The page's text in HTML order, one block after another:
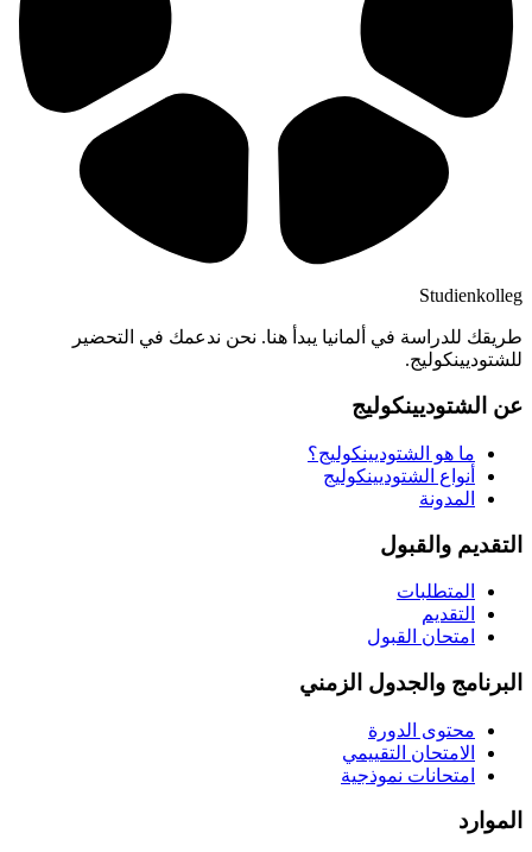
Studienkolleg
طريقك للدراسة في ألمانيا يبدأ هنا. نحن ندعمك في التحضير
للشتوديينكوليج.
عن الشتوديينكوليج
ما هو الشتوديينكوليج؟
أنواع الشتوديينكوليج
المدونة
التقديم والقبول
المتطلبات
التقديم
امتحان القبول
البرنامج والجدول الزمني
محتوى الدورة
الامتحان التقييمي
امتحانات نموذجية
الموارد